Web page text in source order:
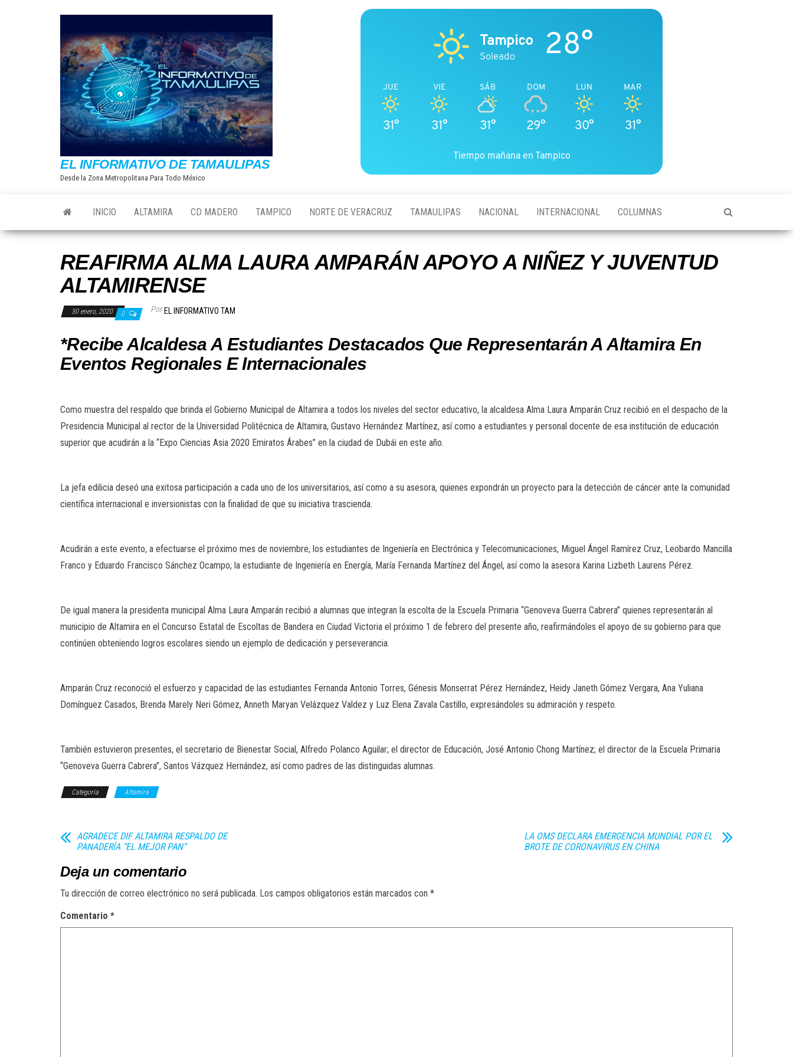
EL INFORMATIVO DE TAMAULIPAS
Desde la Zona Metropolitana Para Todo México
Tampico
Soleado 28°
JUE
31°
VIE
31°
SÁB
31°
DOM
29°
LUN
30°
MAR
31°
Tiempo mañana en Tampico
INICIO ALTAMIRA CD MADERO TAMPICO NORTE DE VERACRUZ TAMAULIPAS NACIONAL INTERNACIONAL COLUMNAS
REAFIRMA ALMA LAURA AMPARÁN APOYO A NIÑEZ Y JUVENTUD
ALTAMIRENSE
30 enero, 2020 0 Por EL INFORMATIVO TAM
*Recibe Alcaldesa A Estudiantes Destacados Que Representarán A Altamira En
Eventos Regionales E Internacionales
Como muestra del respaldo que brinda el Gobierno Municipal de Altamira a todos los niveles del sector educativo, la alcaldesa Alma Laura Amparán Cruz recibió en el despacho de la
Presidencia Municipal al rector de la Universidad Politécnica de Altamira, Gustavo Hernández Martínez, así como a estudiantes y personal docente de esa institución de educación
superior que acudirán a la “Expo Ciencias Asia 2020 Emiratos Árabes” en la ciudad de Dubái en este año.
La jefa edilicia deseó una exitosa participación a cada uno de los universitarios, así como a su asesora, quienes expondrán un proyecto para la detección de cáncer ante la comunidad
científica internacional e inversionistas con la finalidad de que su iniciativa trascienda.
Acudirán a este evento, a efectuarse el próximo mes de noviembre, los estudiantes de Ingeniería en Electrónica y Telecomunicaciones, Miguel Ángel Ramírez Cruz, Leobardo Mancilla
Franco y Eduardo Francisco Sánchez Ocampo; la estudiante de Ingeniería en Energía, María Fernanda Martínez del Ángel, así como la asesora Karina Lizbeth Laurens Pérez.
De igual manera la presidenta municipal Alma Laura Amparán recibió a alumnas que integran la escolta de la Escuela Primaria “Genoveva Guerra Cabrera” quienes representarán al
municipio de Altamira en el Concurso Estatal de Escoltas de Bandera en Ciudad Victoria el próximo 1 de febrero del presente año, reafirmándoles el apoyo de su gobierno para que
continúen obteniendo logros escolares siendo un ejemplo de dedicación y perseverancia.
Amparán Cruz reconoció el esfuerzo y capacidad de las estudiantes Fernanda Antonio Torres, Génesis Monserrat Pérez Hernández, Heidy Janeth Gómez Vergara, Ana Yuliana
Domínguez Casados, Brenda Marely Neri Gómez, Anneth Maryan Velázquez Valdez y Luz Elena Zavala Castillo, expresándoles su admiración y respeto.
También estuvieron presentes, el secretario de Bienestar Social, Alfredo Polanco Aguilar; el director de Educación, José Antonio Chong Martínez; el director de la Escuela Primaria
“Genoveva Guerra Cabrera”, Santos Vázquez Hernández, así como padres de las distinguidas alumnas.
Categoría Altamira
AGRADECE DIF ALTAMIRA RESPALDO DE
PANADERÍA “EL MEJOR PAN”
LA OMS DECLARA EMERGENCIA MUNDIAL POR EL
BROTE DE CORONAVIRUS EN CHINA
Deja un comentario
Tu dirección de correo electrónico no será publicada. Los campos obligatorios están marcados con *
Comentario *